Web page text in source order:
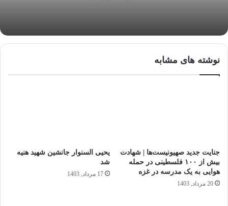
نوشته های مشابه
جنایت جدید صهیونیست‌ها | شهادت
بیش از ۱۰۰ فلسطینی در حمله
هوایی به یک مدرسه در غزه
20 مرداد, 1403
یحیی السنوار جانشین شهید هنیه
شد
17 مرداد, 1403